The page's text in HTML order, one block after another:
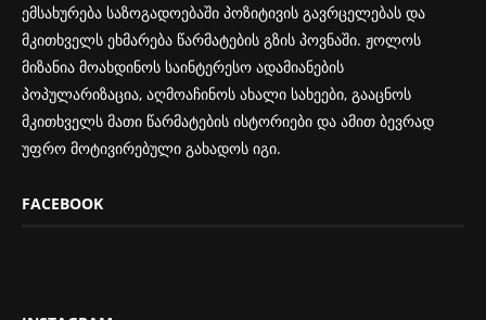
ემსახურება საზოგადოებაში პოზიტივის გავრცელებას და
მკითხველს ეხმარება წარმატების გზის პოვნაში. ჟოლოს
მიზანია მოახდინოს საინტერესო ადამიანების
პოპულარიზაცია, აღმოაჩინოს ახალი სახეები, გააცნოს
მკითხველს მათი წარმატების ისტორიები და ამით ბევრად
უფრო მოტივირებული გახადოს იგი.
FACEBOOK